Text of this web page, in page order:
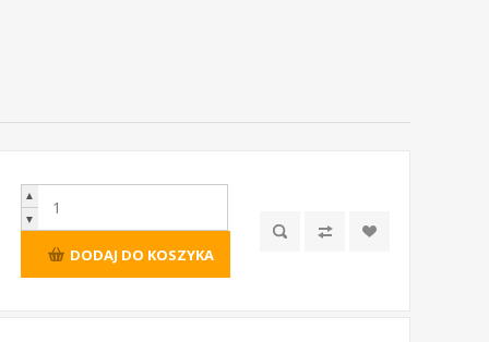
▲
▼
DODAJ DO KOSZYKA